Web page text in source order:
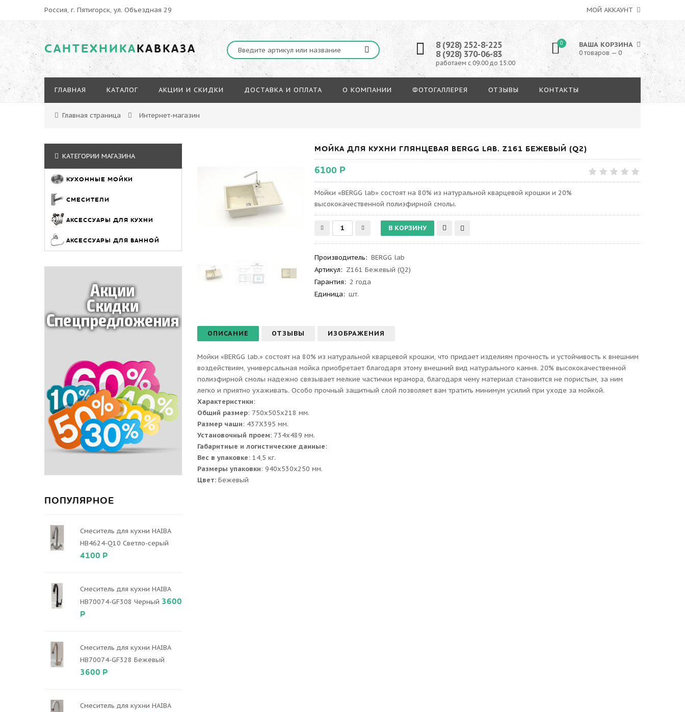
Россия, г. Пятигорск, ул. Объездная 29 МОЙ АККАУНТ
САНТЕХНИКАКАВКАЗА
8 (928) 252-8-225
8 (928) 370-06-83
работаем с 09:00 до 15:00
0 ВАША КОРЗИНА
0 товаров — 0
ГЛАВНАЯ КАТАЛОГ АКЦИИ И СКИДКИ ДОСТАВКА И ОПЛАТА О КОМПАНИИ ФОТОГАЛЛЕРЕЯ ОТЗЫВЫ КОНТАКТЫ
Главная страница Интернет-магазин
МОЙКА ДЛЯ КУХНИ ГЛЯНЦЕВАЯ BERGG LAB. Z161 БЕЖЕВЫЙ (Q2)
6100 Р
Мойки «BERGG lab» состоят на 80% из натуральной кварцевой крошки и 20%
высококачественной полиэфирной смолы.
Производитель: BERGG lab
Артикул: Z161 Бежевый (Q2)
Гарантия: 2 года
Единица: шт.
ОПИСАНИЕ ОТЗЫВЫ ИЗОБРАЖЕНИЯ
Мойки «BERGG lab.» состоят на 80% из натуральной кварцевой крошки, что придает изделиям прочность и устойчивость к внешним
воздействиям, универсальная мойка приобретает благодаря этому внешний вид натурального камня. 20% высококачественной
полиэфирной смолы надежно связывает мелкие частички мрамора, благодаря чему материал становится не пористым, за ним
легко и приятно ухаживать. Особо прочный защитный слой позволяет вам тратить минимум усилий при уходе за мойкой.
Характеристики:
Общий размер: 750х505x218 мм.
Размер чаши: 437Х395 мм.
Установочный проем: 734x489 мм.
Габаритные и логистические данные:
Вес в упаковке: 14,5 кг.
Размеры упаковки: 940x530x250 мм.
Цвет:Бежевый
КАТЕГОРИИ МАГАЗИНА
КУХОННЫЕ МОЙКИ
СМЕСИТЕЛИ
АКСЕССУАРЫ ДЛЯ КУХНИ
АКСЕССУАРЫ ДЛЯ ВАННОЙ
ПОПУЛЯРНОЕ
Смеситель для кухни HAIBA
HB4624-Q10 Светло-серый
4100 Р
Смеситель для кухни HAIBA
HB70074-GF308 Черный 3600
Р
Смеситель для кухни HAIBA
HB70074-GF328 Бежевый
3600 Р
Смеситель для кухни HAIBA